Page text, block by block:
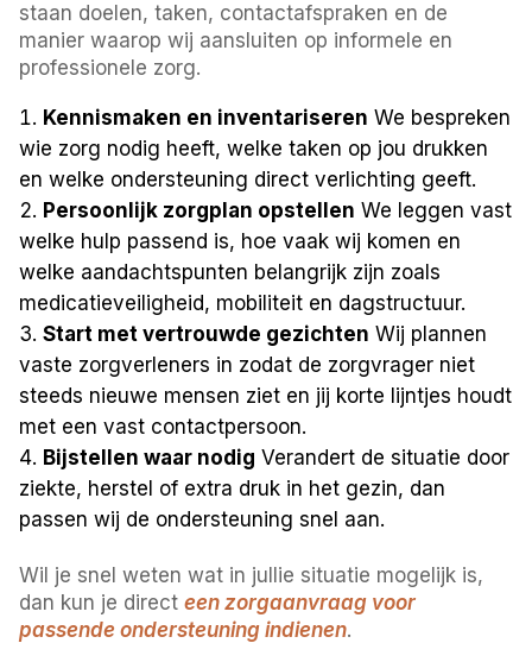
staan doelen, taken, contactafspraken en de
manier waarop wij aansluiten op informele en
professionele zorg.
Kennismaken en inventariseren We bespreken
wie zorg nodig heeft, welke taken op jou drukken
en welke ondersteuning direct verlichting geeft.
Persoonlijk zorgplan opstellen We leggen vast
welke hulp passend is, hoe vaak wij komen en
welke aandachtspunten belangrijk zijn zoals
medicatieveiligheid, mobiliteit en dagstructuur.
Start met vertrouwde gezichten Wij plannen
vaste zorgverleners in zodat de zorgvrager niet
steeds nieuwe mensen ziet en jij korte lijntjes houdt
met een vast contactpersoon.
Bijstellen waar nodig Verandert de situatie door
ziekte, herstel of extra druk in het gezin, dan
passen wij de ondersteuning snel aan.
Wil je snel weten wat in jullie situatie mogelijk is,
dan kun je directeen zorgaanvraag voor
passende ondersteuning indienen.